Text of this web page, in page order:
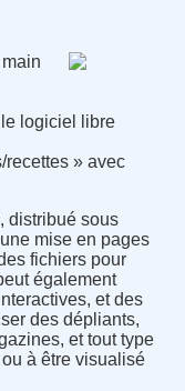
logiciel libre
recettes » avec
distribué sous
mise en pages
fichiers pour
également
et des
des dépliants,
et tout type
à être visualisé